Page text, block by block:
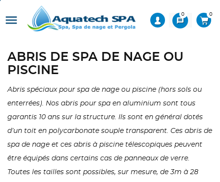
 message
0 0
ABRIS DE SPA DE NAGE OU
PISCINE
Abris spéciaux pour spa de nage ou piscine (hors sols ou
enterrées). Nos abris pour spa en aluminium sont tous
garantis 10 ans sur la structure. Ils sont en général dotés
d’un toit en polycarbonate souple transparent. Ces abris de
spa de nage et ces abris à piscine télescopiques peuvent
être équipés dans certains cas de panneaux de verre.
Toutes les tailles sont possibles, sur mesure, de 3m à 28